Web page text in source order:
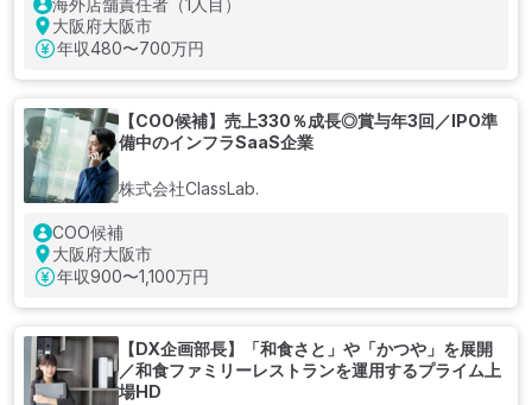
海外店舗責任者（1人目）
大阪府大阪市
年収480〜700万円
【COO候補】売上330％成長◎賞与年3回／IPO準
備中のインフラSaaS企業
株式会社ClassLab.
COO候補
大阪府大阪市
年収900〜1,100万円
【DX企画部長】「和食さと」や「かつや」を展開
／和⾷ファミリーレストランを運用するプライム上
場HD